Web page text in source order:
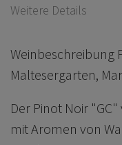
Weitere Details
Weinbeschreibung
Maltesergarten,
Der Pinot Noir
mit Aromen von